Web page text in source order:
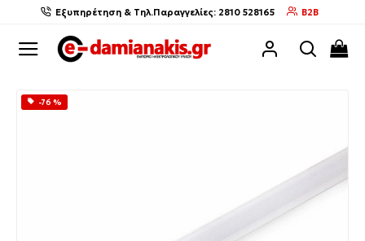
Εξυπηρέτηση & Τηλ.Παραγγελίες: 2810 528165 B2B
-76 %